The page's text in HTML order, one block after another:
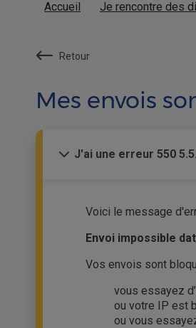
Accueil Je rencontre des
Retour
Mes envois
J'ai une erreur 550
Voici le message
Envoi impossible
Vos envois sont
vous essayez
ou votre IP est
ou vous